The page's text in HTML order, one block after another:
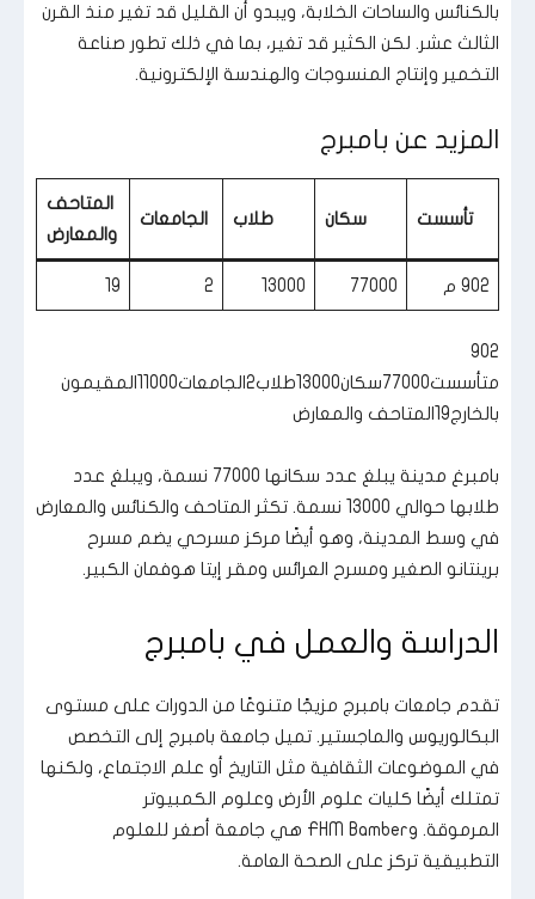
بالكنائس والساحات الخلابة، ويبدو أن القليل قد تغير منذ القرن
الثالث عشر. لكن الكثير قد تغير، بما في ذلك تطور صناعة
التخمير وإنتاج المنسوجات والهندسة الإلكترونية.
المزيد عن بامبرج
تأسست سكان طلاب الجامعات
المتاحف
والمعارض
902 م 77000
13000
2
19
902
متأسست77000سكان13000طلاب2الجامعات11000المقيمون
بالخارج19المتاحف والمعارض
بامبرغ مدينة يبلغ عدد سكانها 77000 نسمة، ويبلغ عدد
طلابها حوالي 13000 نسمة. تكثر المتاحف والكنائس والمعارض
في وسط المدينة، وهو أيضًا مركز مسرحي يضم مسرح
برينتانو الصغير ومسرح العرائس ومقر إيتا هوفمان الكبير.
الدراسة والعمل في بامبرج
تقدم جامعات بامبرج مزيجًا متنوعًا من الدورات على مستوى
البكالوريوس والماجستير. تميل جامعة بامبرج إلى التخصص
في الموضوعات الثقافية مثل التاريخ أو علم الاجتماع، ولكنها
تمتلك أيضًا كليات علوم الأرض وعلوم الكمبيوتر
المرموقة. FHM Bamberg هي جامعة أصغر للعلوم
التطبيقية تركز على الصحة العامة.